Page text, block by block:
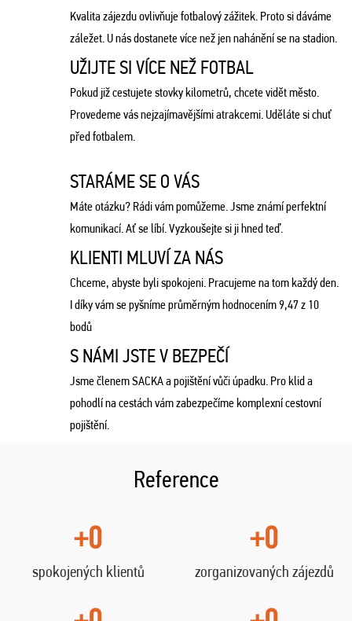
Kvalita zájezdu ovlivňuje fotbalový zážitek. Proto si dáváme
záležet. U nás dostanete více než jen nahánění se na stadion.
UŽIJTE SI VÍCE NEŽ FOTBAL
Pokud již cestujete stovky kilometrů, chcete vidět město.
Provedeme vás nejzajímavějšími atrakcemi. Uděláte si chuť
před fotbalem.
STARÁME SE O VÁS
Máte otázku? Rádi vám pomůžeme. Jsme známí perfektní
komunikací. Ať se líbí. Vyzkoušejte si ji hned teď.
KLIENTI MLUVÍ ZA NÁS
Chceme, abyste byli spokojeni. Pracujeme na tom každý den.
I díky vám se pyšníme průměrným hodnocením 9,47 z 10
bodů
S NÁMI JSTE V BEZPEČÍ
Jsme členem SACKA a pojištění vůči úpadku. Pro klid a
pohodlí na cestách vám zabezpečíme komplexní cestovní
pojištění.
Reference
+0
spokojených klientů
+0
zorganizovaných zájezdů